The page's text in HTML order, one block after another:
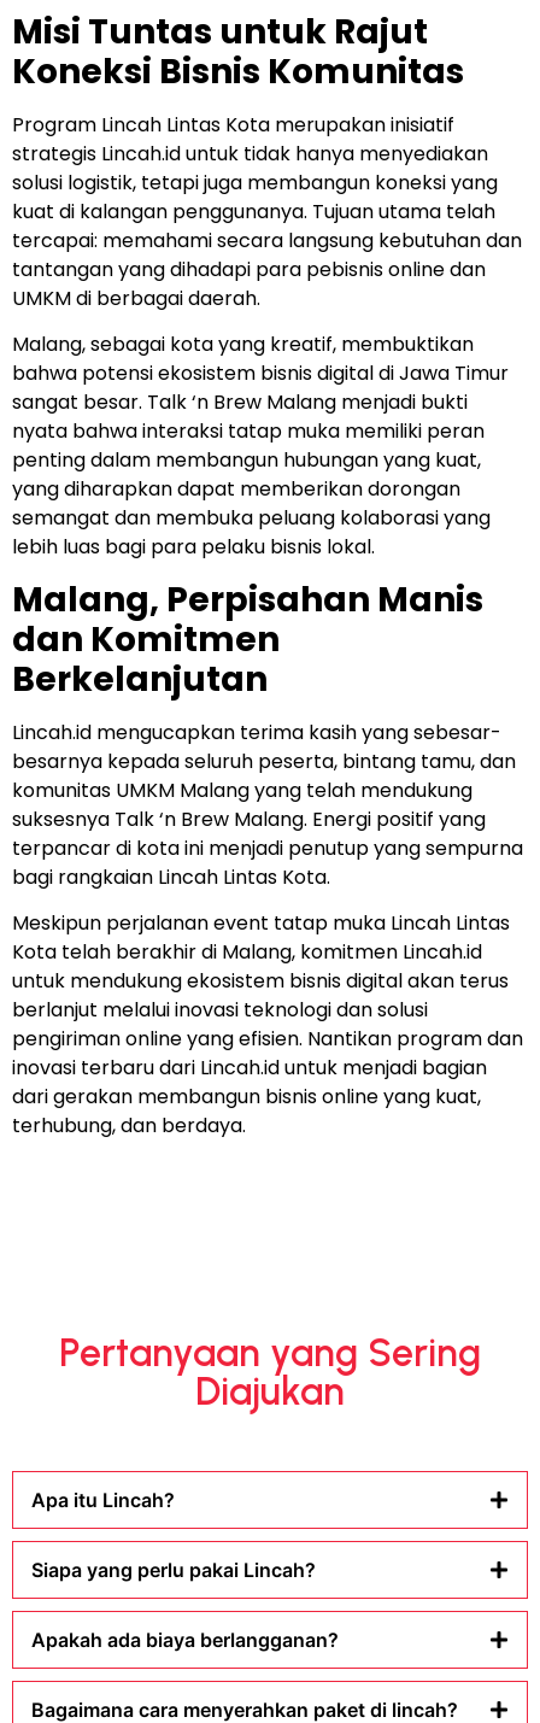
Misi Tuntas untuk Rajut
Koneksi Bisnis Komunitas
Program Lincah Lintas Kota merupakan inisiatif
strategis Lincah.id untuk tidak hanya menyediakan
solusi logistik, tetapi juga membangun koneksi yang
kuat di kalangan penggunanya. Tujuan utama telah
tercapai: memahami secara langsung kebutuhan dan
tantangan yang dihadapi para pebisnis online dan
UMKM di berbagai daerah.
Malang, sebagai kota yang kreatif, membuktikan
bahwa potensi ekosistem bisnis digital di Jawa Timur
sangat besar. Talk ‘n Brew Malang menjadi bukti
nyata bahwa interaksi tatap muka memiliki peran
penting dalam membangun hubungan yang kuat,
yang diharapkan dapat memberikan dorongan
semangat dan membuka peluang kolaborasi yang
lebih luas bagi para pelaku bisnis lokal.
Malang, Perpisahan Manis
dan Komitmen
Berkelanjutan
Lincah.id mengucapkan terima kasih yang sebesar-
besarnya kepada seluruh peserta, bintang tamu, dan
komunitas UMKM Malang yang telah mendukung
suksesnya Talk ‘n Brew Malang. Energi positif yang
terpancar di kota ini menjadi penutup yang sempurna
bagi rangkaian Lincah Lintas Kota.
Meskipun perjalanan event tatap muka Lincah Lintas
Kota telah berakhir di Malang, komitmen Lincah.id
untuk mendukung ekosistem bisnis digital akan terus
berlanjut melalui inovasi teknologi dan solusi
pengiriman online yang efisien. Nantikan program dan
inovasi terbaru dari Lincah.id untuk menjadi bagian
dari gerakan membangun bisnis online yang kuat,
terhubung, dan berdaya.
Pertanyaan yang Sering
Diajukan
Apa itu Lincah?
Siapa yang perlu pakai Lincah?
Apakah ada biaya berlangganan?
Bagaimana cara menyerahkan paket di lincah?